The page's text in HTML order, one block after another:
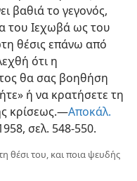
βαθιά το γεγονός,
του Ιεχωβά ως του
θέσις επάνω από
ότι η
θα σας βοηθήση
ή να κρατήσετε τη
κρίσεως.​—Αποκάλ.
σελ. 548-550.
θέσι του, και ποια ψευδής